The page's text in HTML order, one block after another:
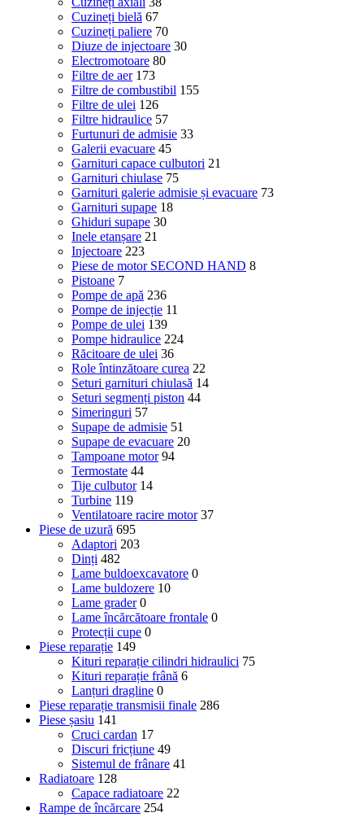
Cuzineți bielă 67
Cuzineți paliere 70
Diuze de injectoare 30
Electromotoare 80
Filtre de aer 173
Filtre de combustibil 155
Filtre de ulei 126
Filtre hidraulice 57
Furtunuri de admisie 33
Galerii evacuare 45
Garnituri capace culbutori 21
Garnituri chiulase 75
Garnituri galerie admisie și evacuare 73
Garnituri supape 18
Ghiduri supape 30
Inele etanșare 21
Injectoare 223
Piese de motor SECOND HAND 8
Pistoane 7
Pompe de apă 236
Pompe de injecție 11
Pompe de ulei 139
Pompe hidraulice 224
Răcitoare de ulei 36
Role întinzătoare curea 22
Seturi garnituri chiulasă 14
Seturi segmenți piston 44
Simeringuri 57
Supape de admisie 51
Supape de evacuare 20
Tampoane motor 94
Termostate 44
Tije culbutor 14
Turbine 119
Ventilatoare racire motor 37
Piese de uzură 695
Adaptori 203
Dinți 482
Lame buldoexcavatore 0
Lame buldozere 10
Lame grader 0
Lame încărcătoare frontale 0
Protecții cupe 0
Piese reparație 149
Kituri reparație cilindri hidraulici 75
Kituri reparație frână 6
Lanțuri dragline 0
Piese reparație transmisii finale 286
Piese șasiu 141
Cruci cardan 17
Discuri fricțiune 49
Sistemul de frânare 41
Radiatoare 128
Capace radiatoare 22
Rampe de încărcare 254